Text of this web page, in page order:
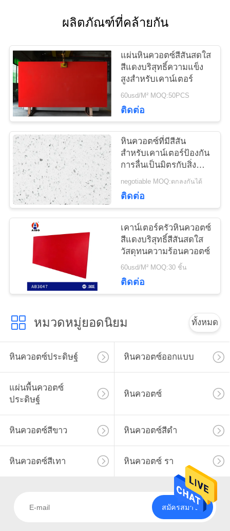
ขอ
ใบ
เสนอ
ราคา
แผนผัง
เว็บไซต์
PRIVACY
POLICY
ผลิตภัณฑ์ที่คล้ายกัน
แผ่นหินควอตซ์สีสันสดใส
สีแดงบริสุทธิ์ความแข็ง
สูงสำหรับเคาน์เตอร์
60usd/M² MOQ:50PCS
ติดต่อ
หินควอตซ์ที่มีสีสัน
สำหรับเคาน์เตอร์ป้องกัน
การลื่นเป็นมิตรกับสิ่ง
แวดล้อม
negotiable MOQ:ตกลงกันได้
ติดต่อ
เคาน์เตอร์ครัวหินควอตซ์
สีแดงบริสุทธิ์สีสันสดใส
วัสดุทนความร้อนควอตซ์
60usd/M² MOQ:30 ชิ้น
ติดต่อ
หมวดหมู่ยอดนิยม ทั้งหมด
หินควอตซ์ประดิษฐ์ หินควอตซ์ออกแบบ
แผ่นพื้นควอตซ์
ประดิษฐ์
หินควอตซ์
หินควอตซ์สีขาว หินควอตซ์สีดำ
หินควอตซ์สีเทา หินควอตซ์ รา
สมัครสมาชิก